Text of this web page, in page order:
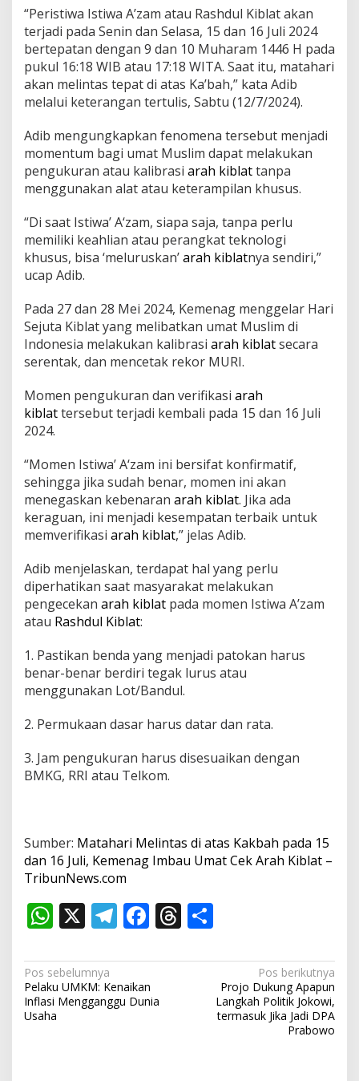
i
K
e
m
e
a
I
m
b
a
u
m
a
t
A
r
a
K
b
l
“Peristiwa Istiwa A’zam atau Rashdul Kiblat akan
terjadi pada Senin dan Selasa, 15 dan 16 Juli 2024
bertepatan dengan 9 dan 10 Muharam 1446 H pada
pukul 16:18 WIB atau 17:18 WITA. Saat itu, matahari
akan melintas tepat di atas Ka’bah,” kata Adib
melalui keterangan tertulis, Sabtu (12/7/2024).
Adib mengungkapkan fenomena tersebut menjadi
momentum bagi umat Muslim dapat melakukan
pengukuran atau kalibrasi arah kiblattanpa
menggunakan alat atau keterampilan khusus.
“Di saat Istiwa’ A‘zam, siapa saja, tanpa perlu
memiliki keahlian atau perangkat teknologi
khusus, bisa ‘meluruskan’arah kiblatnya sendiri,”
ucap Adib.
Pada 27 dan 28 Mei 2024, Kemenag menggelar Hari
Sejuta Kiblat yang melibatkan umat Muslim di
Indonesia melakukan kalibrasi arah kiblatsecara
serentak, dan mencetak rekor MURI.
Momen pengukuran dan verifikasi arah
kiblattersebut terjadi kembali pada 15 dan 16 Juli
2024.
“Momen Istiwa’ A‘zam ini bersifat konfirmatif,
sehingga jika sudah benar, momen ini akan
menegaskan kebenaran arah kiblat. Jika ada
keraguan, ini menjadi kesempatan terbaik untuk
memverifikasi arah kiblat,” jelas Adib.
Adib menjelaskan, terdapat hal yang perlu
diperhatikan saat masyarakat melakukan
pengecekan arah kiblat pada momen Istiwa A’zam
atau Rashdul Kiblat:
1. Pastikan benda yang menjadi patokan harus
benar-benar berdiri tegak lurus atau
menggunakan Lot/Bandul.
2. Permukaan dasar harus datar dan rata.
3. Jam pengukuran harus disesuaikan dengan
BMKG, RRI atau Telkom.
Sumber: Matahari Melintas di atas Kakbah pada 15
dan 16 Juli, Kemenag Imbau Umat Cek Arah Kiblat –
TribunNews.com
W
at
s
A
X T
e
gr
a
F
e
b
T
re ar
e
N
a
v
Pos sebelumnya
Pelaku UMKM: Kenaikan
Inflasi Mengganggu Dunia
Usaha
Pos berikutnya
Projo Dukung Apapun
Langkah Politik Jokowi,
termasuk Jika Jadi DPA
Prabowo